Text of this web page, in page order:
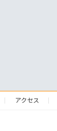
アクセス